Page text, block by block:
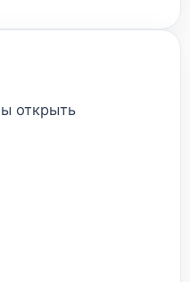
открыть
особенно крупных и